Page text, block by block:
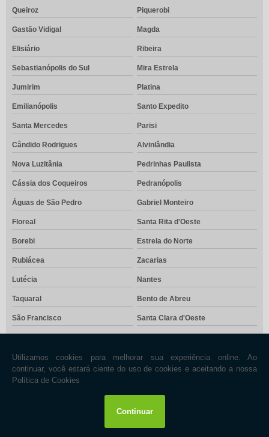
Queiroz Piquerobi
Gastão Vidigal Magda
Elisiário Ribeira
Sebastianópolis do Sul Mira Estrela
Jumirim Platina
Emilianópolis Santo Expedito
Santa Mercedes Parisi
Cândido Rodrigues Alvinlândia
Nova Luzitânia Pedrinhas Paulista
Cássia dos Coqueiros Pedranópolis
Águas de São Pedro Gabriel Monteiro
Floreal Santa Rita d'Oeste
Borebi Estrela do Norte
Rubiácea Zacarias
Lutécia Nantes
Taquaral Bento de Abreu
São Francisco Santa Clara d'Oeste
Brejo Alegre Óleo
Sagres
Pontes Gestal
Arapeí